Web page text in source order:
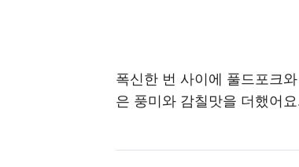
폭신한 번 사이에 풀드포크
은 풍미와 감칠맛을 더했어